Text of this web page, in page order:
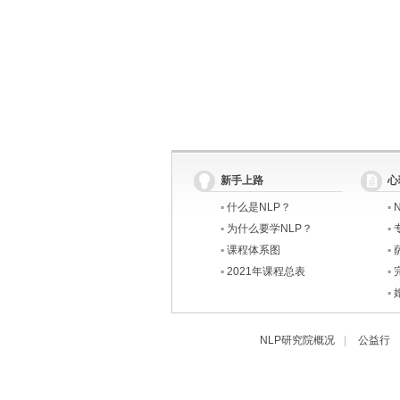
新手上路
▪ 什么是NLP？
▪ 为什么要学NLP？
▪ 课程体系图
▪ 2021年课程总表
▪
▪
▪
▪
▪
NLP研究院概况 公益行